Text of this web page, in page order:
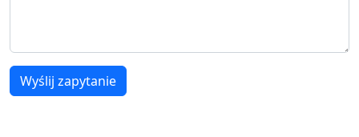
Wyślij zapytanie